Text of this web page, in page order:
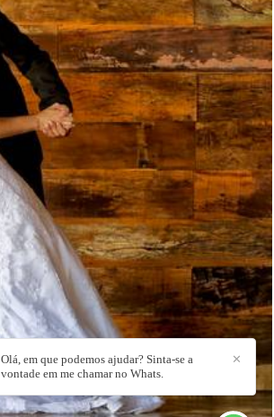
4751 86
✕
Olá, em que podemos ajudar? Sinta-se a
vontade em me chamar no Whats.